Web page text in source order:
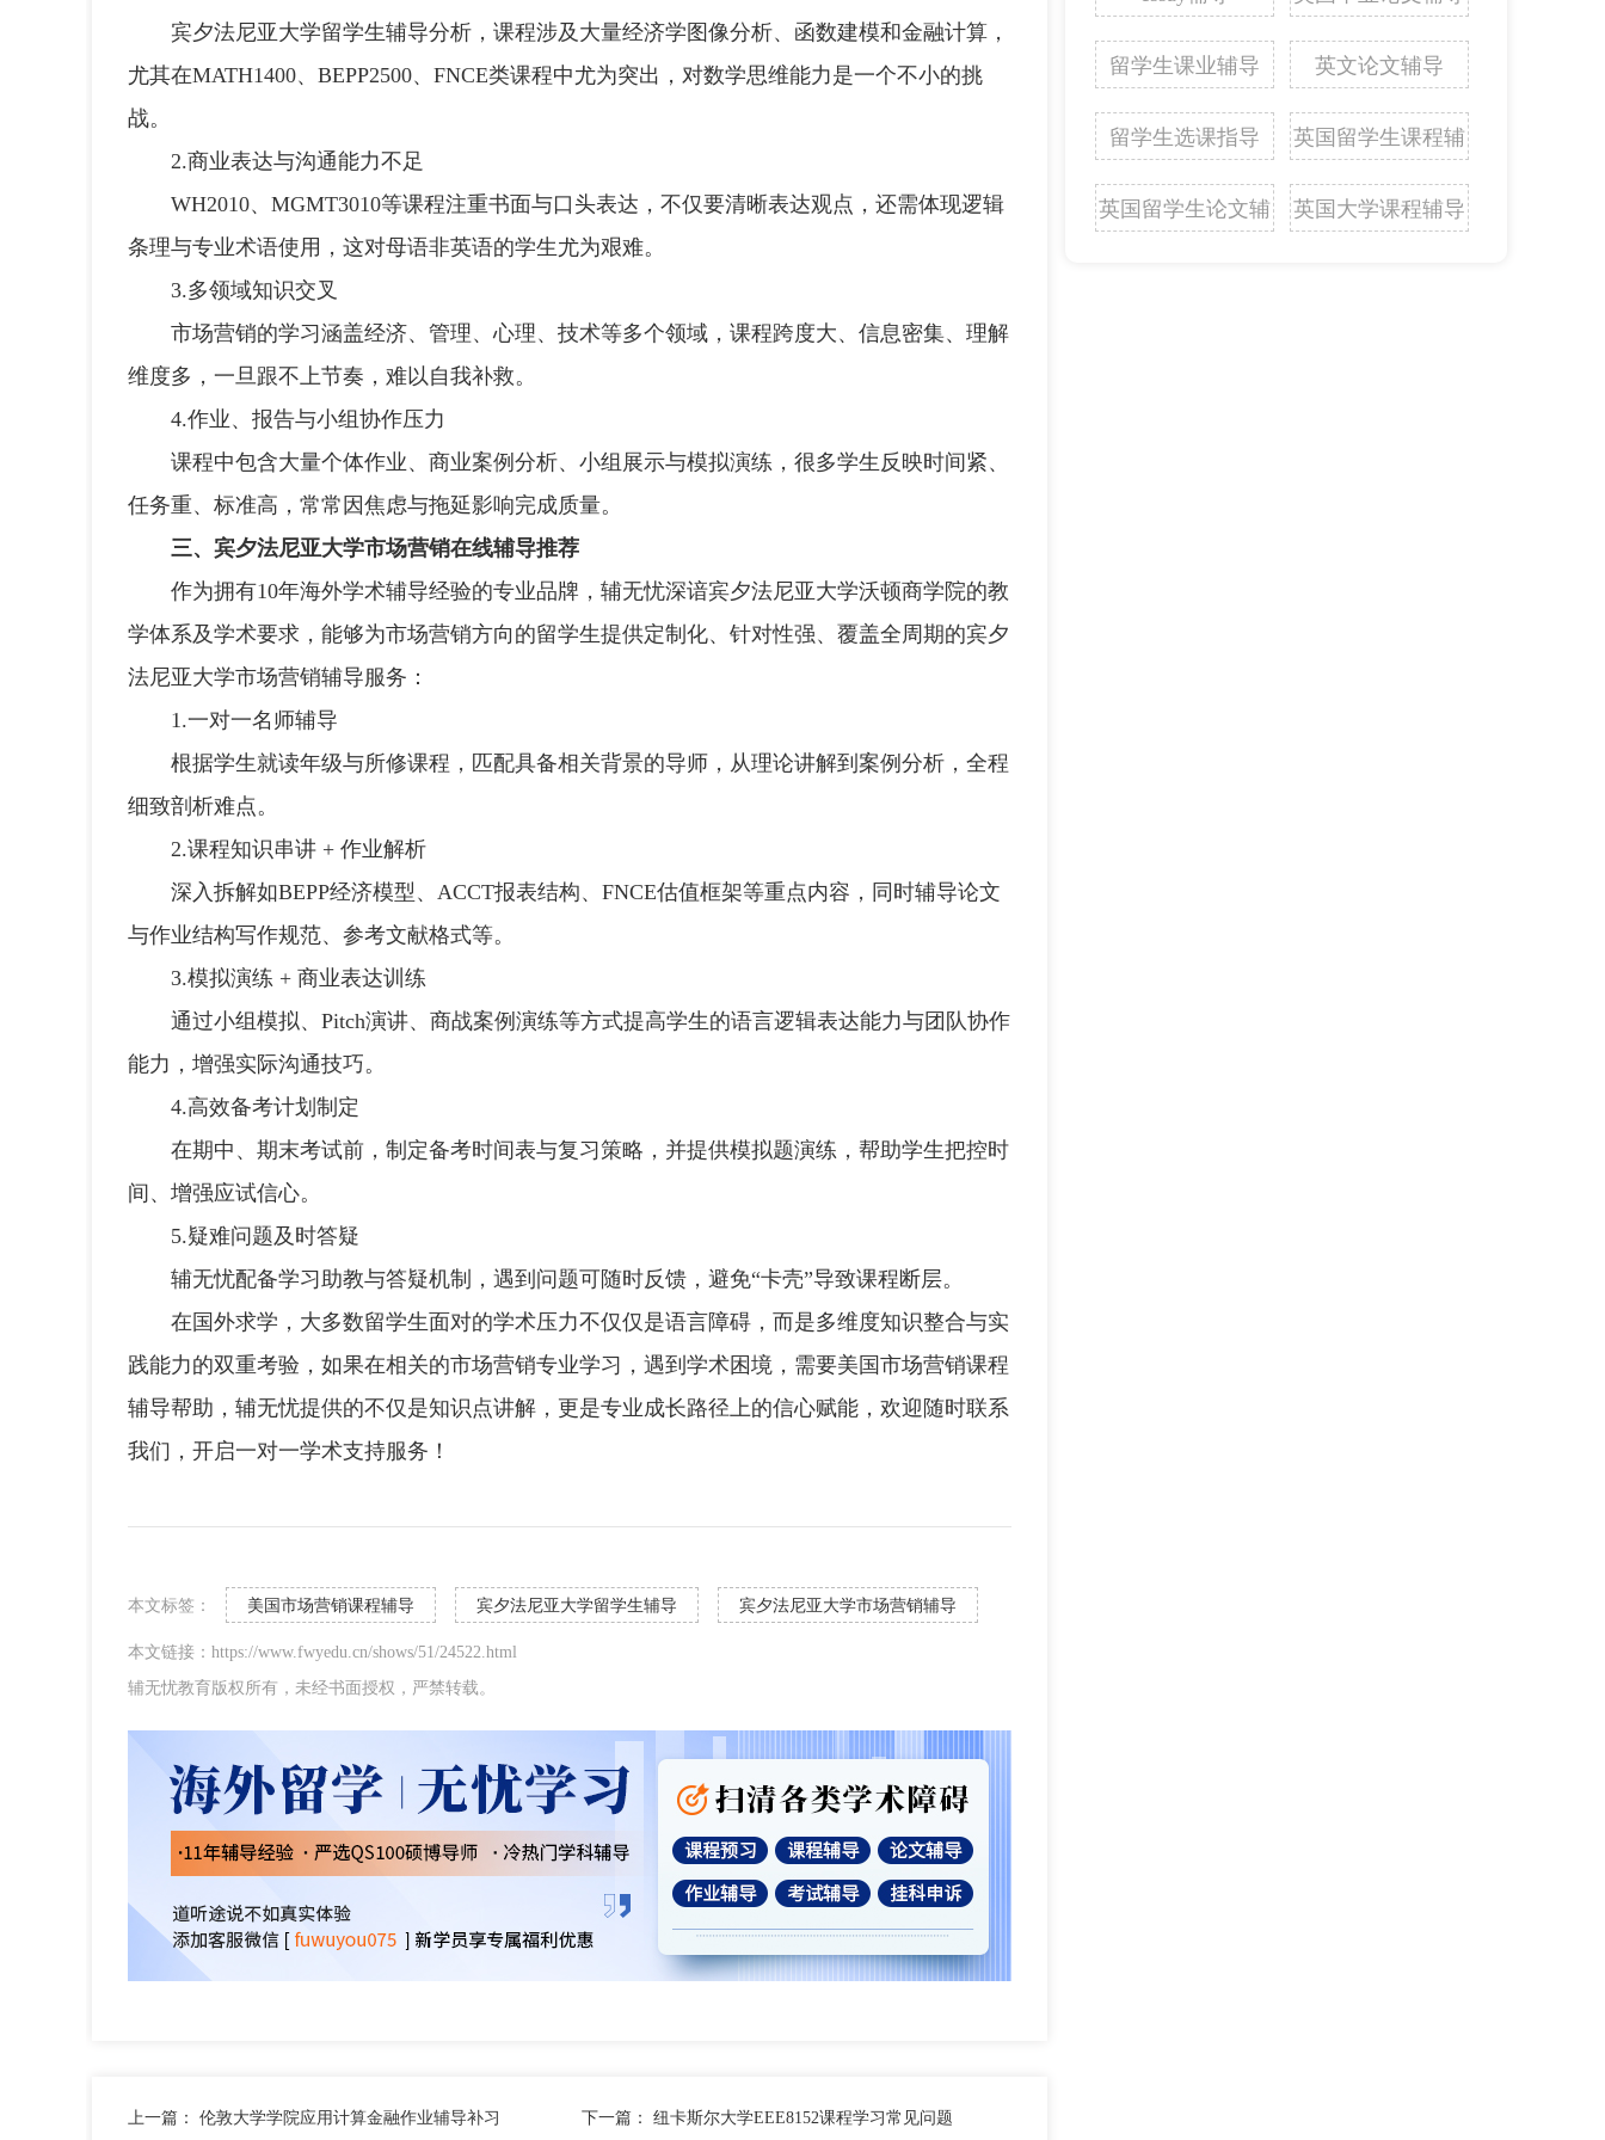
宾夕法尼亚大学留学生辅导分析，课程涉及大量经济学图像分析、函数建模和金融计算，
尤其在MATH1400、BEPP2500、FNCE类课程中尤为突出，对数学思维能力是一个不小的挑
战。
2.商业表达与沟通能力不足
WH2010、MGMT3010等课程注重书面与口头表达，不仅要清晰表达观点，还需体现逻辑
条理与专业术语使用，这对母语非英语的学生尤为艰难。
3.多领域知识交叉
市场营销的学习涵盖经济、管理、心理、技术等多个领域，课程跨度大、信息密集、理解
维度多，一旦跟不上节奏，难以自我补救。
4.作业、报告与小组协作压力
课程中包含大量个体作业、商业案例分析、小组展示与模拟演练，很多学生反映时间紧、
任务重、标准高，常常因焦虑与拖延影响完成质量。
三、宾夕法尼亚大学市场营销在线辅导推荐
作为拥有10年海外学术辅导经验的专业品牌，辅无忧深谙宾夕法尼亚大学沃顿商学院的教
学体系及学术要求，能够为市场营销方向的留学生提供定制化、针对性强、覆盖全周期的宾夕
法尼亚大学市场营销辅导服务：
1.一对一名师辅导
根据学生就读年级与所修课程，匹配具备相关背景的导师，从理论讲解到案例分析，全程
细致剖析难点。
2.课程知识串讲 + 作业解析
深入拆解如BEPP经济模型、ACCT报表结构、FNCE估值框架等重点内容，同时辅导论文
与作业结构写作规范、参考文献格式等。
3.模拟演练 + 商业表达训练
通过小组模拟、Pitch演讲、商战案例演练等方式提高学生的语言逻辑表达能力与团队协作
能力，增强实际沟通技巧。
4.高效备考计划制定
在期中、期末考试前，制定备考时间表与复习策略，并提供模拟题演练，帮助学生把控时
间、增强应试信心。
5.疑难问题及时答疑
辅无忧配备学习助教与答疑机制，遇到问题可随时反馈，避免“卡壳”导致课程断层。
在国外求学，大多数留学生面对的学术压力不仅仅是语言障碍，而是多维度知识整合与实
践能力的双重考验，如果在相关的市场营销专业学习，遇到学术困境，需要美国市场营销课程
辅导帮助，辅无忧提供的不仅是知识点讲解，更是专业成长路径上的信心赋能，欢迎随时联系
我们，开启一对一学术支持服务！
本文标签： 美国市场营销课程辅导 宾夕法尼亚大学留学生辅导 宾夕法尼亚大学市场营销辅导
本文链接：https://www.fwyedu.cn/shows/51/24522.html
辅无忧教育版权所有，未经书面授权，严禁转载。
上一篇： 伦敦大学学院应用计算金融作业辅导补习 下一篇： 纽卡斯尔大学EEE8152课程学习常见问题
留学生课业辅导 英文论文辅导
留学生选课指导
英国留学生课程辅
导
英国留学生论文辅
英国大学课程辅导